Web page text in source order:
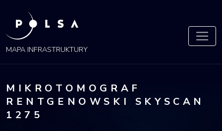
POLSA
MAPA
MAPA INFRASTRUKTURY
MIKROTOMOGRAF
RENTGENOWSKI SKYSCAN
1275